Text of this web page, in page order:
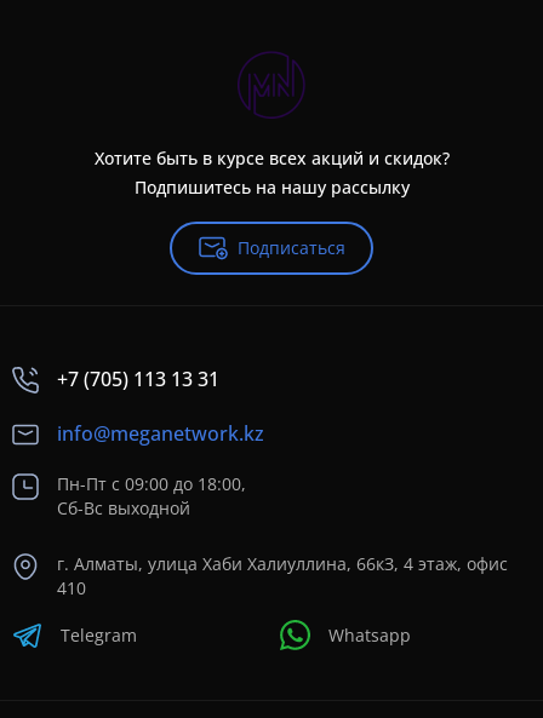
Хотите быть в курсе всех акций и скидок?
Подпишитесь на нашу рассылку
Подписаться
+7 (705) 113 13 31
info@meganetwork.kz
Пн-Пт с 09:00 до 18:00,
Сб-Вс выходной
г. Алматы, улица Хаби Халиуллина, 66кЗ, 4 этаж, офис
410
Telegram Whatsapp